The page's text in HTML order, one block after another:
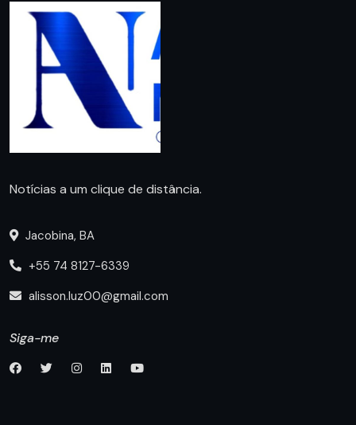
Notícias a um clique de distância.
Jacobina, BA
+55 74 8127-6339
alisson.luz00@gmail.com
Siga-me